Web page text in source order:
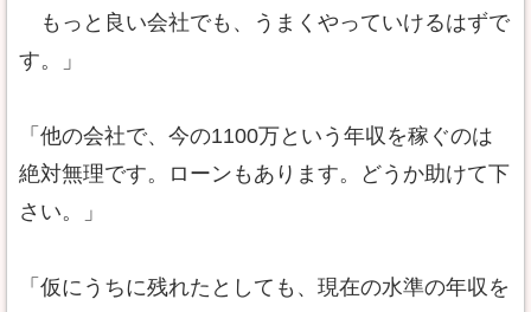
もっと良い会社でも、うまくやっていけるはずで
す。」
「他の会社で、今の1100万という年収を稼ぐのは
絶対無理です。ローンもあります。どうか助けて下
さい。」
「仮にうちに残れたとしても、現在の水準の年収を